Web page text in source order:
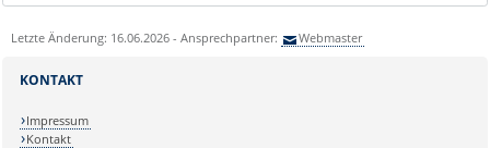
Letzte Änderung: 16.06.2026 - Ansprechpartner: Webmaster
KONTAKT
Impressum
Kontakt